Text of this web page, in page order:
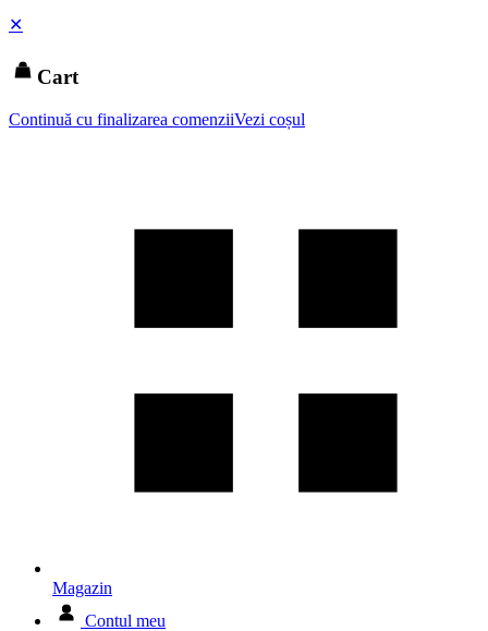
✕
Cart
Continuă cu finalizarea comenziiVezi coșul
Magazin
Contul meu